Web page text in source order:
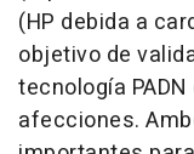
(HP debida a
objetivo de
tecnología
afecciones.